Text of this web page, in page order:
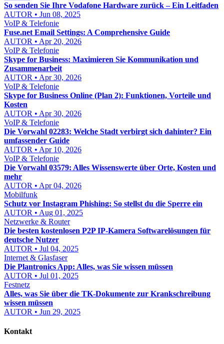
So senden Sie Ihre Vodafone Hardware zurück – Ein Leitfaden
AUTOR • Jun 08, 2025
VoIP & Telefonie
Fuse.net Email Settings: A Comprehensive Guide
AUTOR • Apr 20, 2026
VoIP & Telefonie
Skype for Business: Maximieren Sie Kommunikation und
Zusammenarbeit
AUTOR • Apr 30, 2026
VoIP & Telefonie
Skype for Business Online (Plan 2): Funktionen, Vorteile und
Kosten
AUTOR • Apr 30, 2026
VoIP & Telefonie
Die Vorwahl 02283: Welche Stadt verbirgt sich dahinter? Ein
umfassender Guide
AUTOR • Apr 10, 2026
VoIP & Telefonie
Die Vorwahl 03579: Alles Wissenswerte über Orte, Kosten und
mehr
AUTOR • Apr 04, 2026
Mobilfunk
Schutz vor Instagram Phishing: So stellst du die Sperre ein
AUTOR • Aug 01, 2025
Netzwerke & Router
Die besten kostenlosen P2P IP-Kamera Softwarelösungen für
deutsche Nutzer
AUTOR • Jul 04, 2025
Internet & Glasfaser
Die Plantronics App: Alles, was Sie wissen müssen
AUTOR • Jul 01, 2025
Festnetz
Alles, was Sie über die TK-Dokumente zur Krankschreibung
wissen müssen
AUTOR • Jun 29, 2025
Kontakt